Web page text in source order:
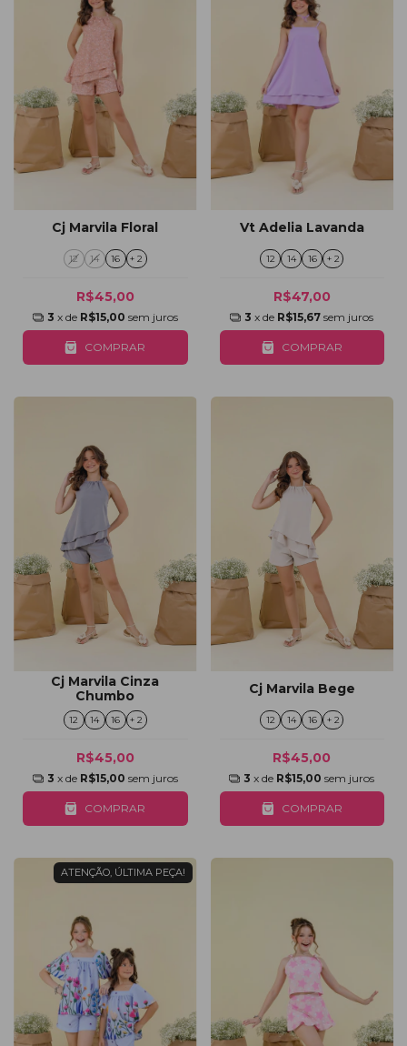
Cj Marvila Floral
12 14 16 + 2
R$45,00
3 x de R$15,00 sem juros
COMPRAR
Vt Adelia Lavanda
12 14 16 + 2
R$47,00
3 x de R$15,67 sem juros
COMPRAR
Cj Marvila Cinza
Chumbo
12 14 16 + 2
R$45,00
3 x de R$15,00 sem juros
COMPRAR
Cj Marvila Bege
12 14 16 + 2
R$45,00
3 x de R$15,00 sem juros
COMPRAR
ATENÇÃO, ÚLTIMA PEÇA!